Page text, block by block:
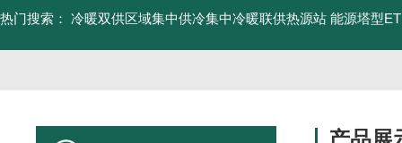
热门搜索： 冷暖双供区域集中供冷集中冷暖联供热源站 能源塔型